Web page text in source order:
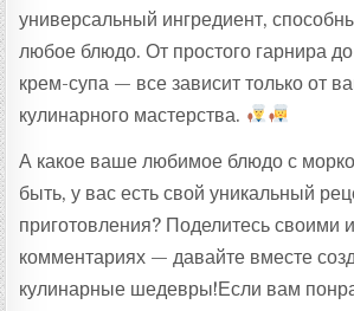
универсальный ингредиент,
любое блюдо. От простого гарнира
крем-супа — все зависит только от
кулинарного мастерства.
А какое ваше любимое блюдо с
быть, у вас есть свой уникальный
приготовления? Поделитесь своими
комментариях — давайте вместе
кулинарные шедевры!Если вам